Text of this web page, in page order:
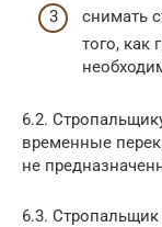
снимать
того, как
6.2.
временные
не
6.3.